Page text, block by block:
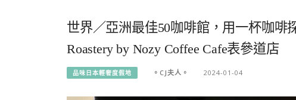
世界／亞洲最佳50咖啡館，用一杯咖啡
Roastery by Nozy Coffee Cafe表參道店
品味日本輕奢度假地 。CJ夫人。 2024-01-04